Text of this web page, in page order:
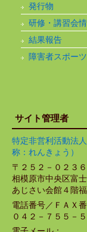
発行物
研修・講習会
結果報告
障害者スポーツ
サイト管理者
特定非営利活動法
称：れんきょう）
〒２５２－０２３６
相模原市中央区富
あじさい会館４階
電話番号／ＦＡＸ番
０４２－７５５－